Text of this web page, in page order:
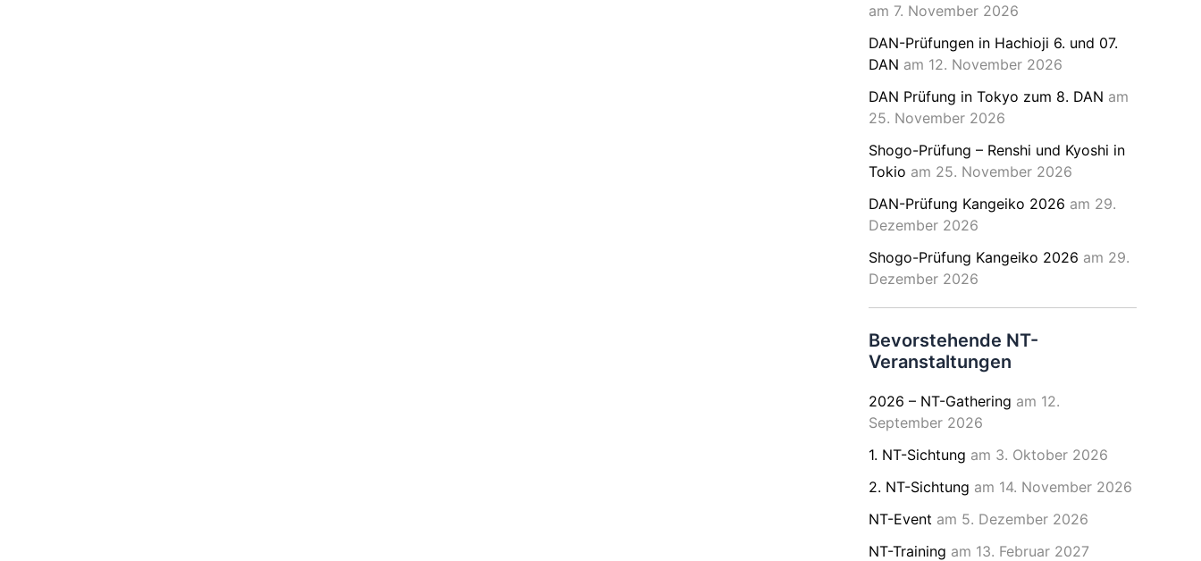
am 7. November 2026
DAN-Prüfungen in Hachioji 6. und 07.
DAN am 12. November 2026
DAN Prüfung in Tokyo zum 8. DAN am
25. November 2026
Shogo-Prüfung – Renshi und Kyoshi in
Tokio am 25. November 2026
DAN-Prüfung Kangeiko 2026 am 29.
Dezember 2026
Shogo-Prüfung Kangeiko 2026 am 29.
Dezember 2026
Bevorstehende NT-
Veranstaltungen
2026 – NT-Gathering am 12.
September 2026
1. NT-Sichtung am 3. Oktober 2026
2. NT-Sichtung am 14. November 2026
NT-Event am 5. Dezember 2026
NT-Training am 13. Februar 2027